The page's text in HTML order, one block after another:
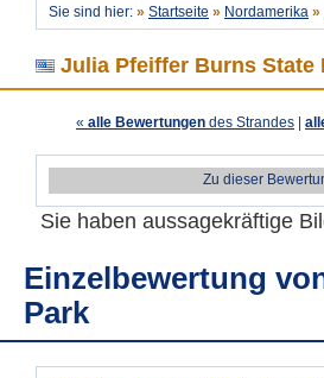
Sie sind hier: » Startseite » Nordamerika »
Julia Pfeiffer Burns State
« alle Bewertungen des Strandes
Zu dieser
Sie haben aussagekräftige
Einzelbewertung
Park